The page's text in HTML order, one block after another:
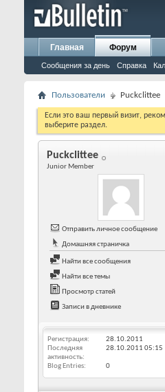
Главная Форум
Сообщения за день Справка
Пользователи Puckclittee
Если это ваш первый визит,
выберите раздел.
Puckclittee
Junior Member
Отправить личное сообщение
Домашняя страничка
Найти все сообщения
Найти все темы
Просмотр статей
Записи в дневнике
Регистрация
28.10.2011
Последняя
активность
28.10.2011 05:15
Blog Entries 0